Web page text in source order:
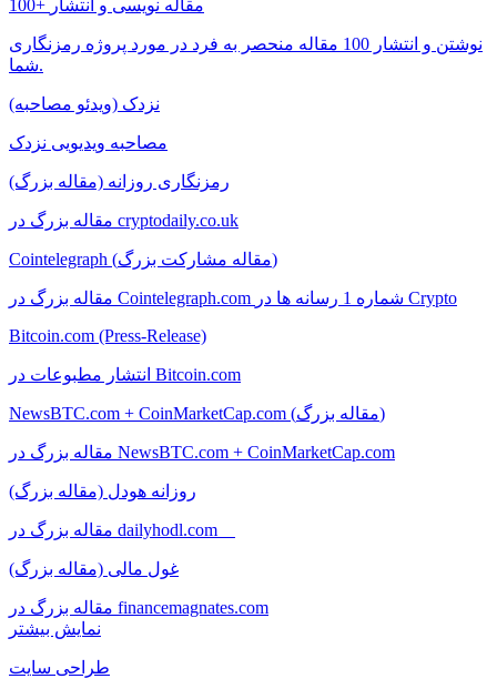
100+ مقاله نویسی و انتشار
نوشتن و انتشار 100 مقاله منحصر به فرد در مورد پروژه رمزنگاری
شما.
نزدک (ویدئو مصاحبه)
مصاحبه ویدیویی نزدک
رمزنگاری روزانه (مقاله بزرگ)
مقاله بزرگ در cryptodaily.co.uk
Cointelegraph (مقاله مشارکت بزرگ)
مقاله بزرگ در Cointelegraph.com شماره 1 رسانه ها در Crypto
Bitcoin.com (Press-Release)
انتشار مطبوعات در Bitcoin.com
NewsBTC.com + CoinMarketCap.com (مقاله بزرگ)
مقاله بزرگ در NewsBTC.com + CoinMarketCap.com
روزانه هودل (مقاله بزرگ)
مقاله بزرگ در dailyhodl.com
غول مالی (مقاله بزرگ)
مقاله بزرگ در financemagnates.com
نمایش بیشتر
طراحی سایت